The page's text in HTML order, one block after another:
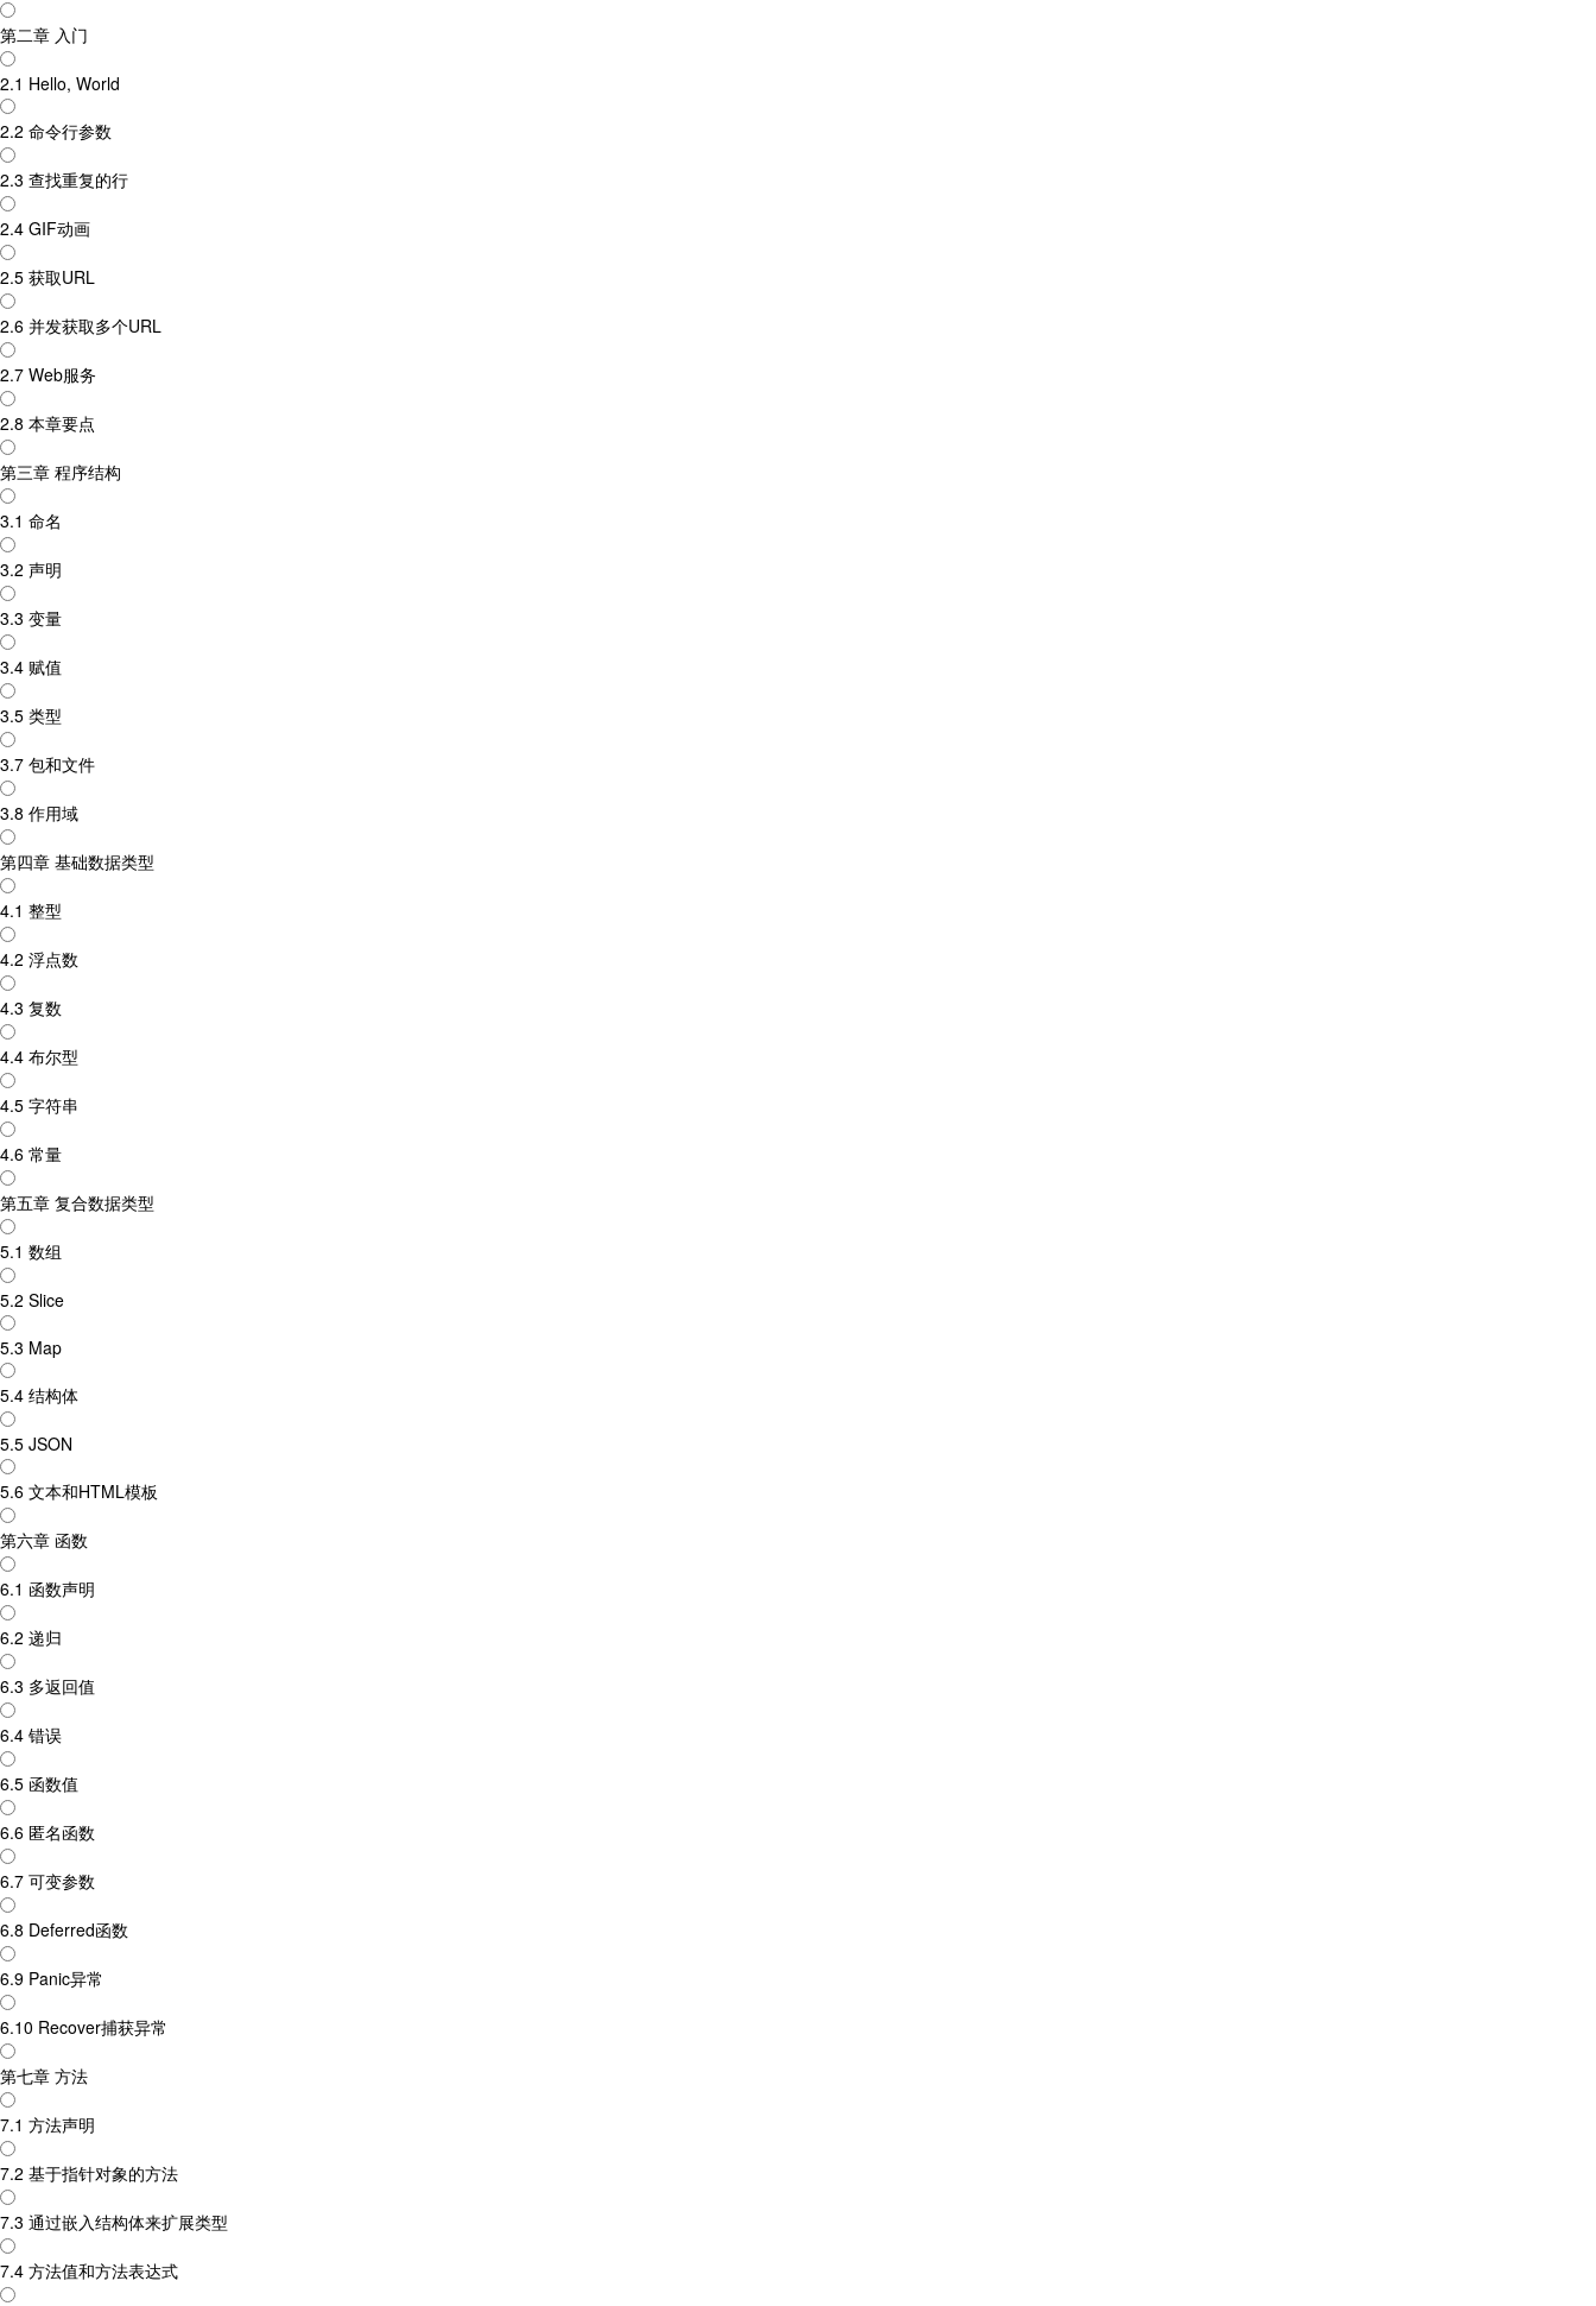
第二章 入门
2.1 Hello, World
2.2 命令行参数
2.3 查找重复的行
2.4 GIF动画
2.5 获取URL
2.6 并发获取多个URL
2.7 Web服务
2.8 本章要点
第三章 程序结构
3.1 命名
3.2 声明
3.3 变量
3.4 赋值
3.5 类型
3.7 包和文件
3.8 作用域
第四章 基础数据类型
4.1 整型
4.2 浮点数
4.3 复数
4.4 布尔型
4.5 字符串
4.6 常量
第五章 复合数据类型
5.1 数组
5.2 Slice
5.3 Map
5.4 结构体
5.5 JSON
5.6 文本和HTML模板
第六章 函数
6.1 函数声明
6.2 递归
6.3 多返回值
6.4 错误
6.5 函数值
6.6 匿名函数
6.7 可变参数
6.8 Deferred函数
6.9 Panic异常
6.10 Recover捕获异常
第七章 方法
7.1 方法声明
7.2 基于指针对象的方法
7.3 通过嵌入结构体来扩展类型
7.4 方法值和方法表达式